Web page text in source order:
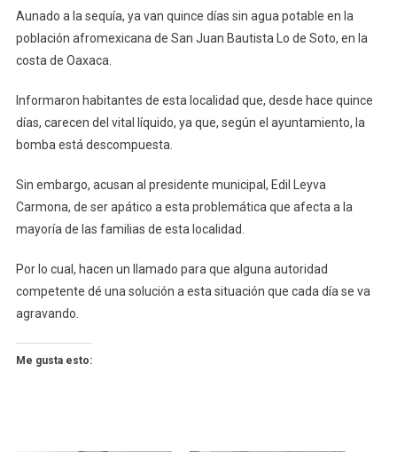
En
Lo
Aunado a la sequía, ya van quince días sin agua potable en la
población afromexicana de San Juan Bautista Lo de Soto, en la
costa de Oaxaca.
Informaron habitantes de esta localidad que, desde hace quince
días, carecen del vital líquido, ya que, según el ayuntamiento, la
bomba está descompuesta.
Sin embargo, acusan al presidente municipal, Edil Leyva
Carmona, de ser apático a esta problemática que afecta a la
mayoría de las familias de esta localidad.
Por lo cual, hacen un llamado para que alguna autoridad
competente dé una solución a esta situación que cada día se va
agravando.
Me gusta esto: